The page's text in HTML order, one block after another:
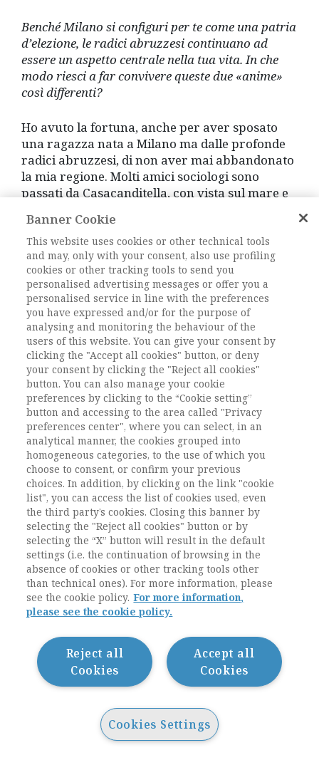
Benché Milano si configuri per te come una patria
d’elezione, le radici abruzzesi continuano ad
essere un aspetto centrale nella tua vita. In che
modo riesci a far convivere queste due «anime»
così differenti?
Ho avuto la fortuna, anche per aver sposato
una ragazza nata a Milano ma dalle profonde
radici abruzzesi, di non aver mai abbandonato
la mia regione. Molti amici sociologi sono
passati da Casacanditella, con vista sul mare e
perdonabili mitemi dei locali. E son qui venuti a
più riprese anche amici non sociologi,
importanti per lo sviluppo delle mie idee, come
il giurista Tiziano Treu e il matematico
Maurizio Cornalba. Mi spiace solo che non ci
sia mai venuto Guido Martinotti.
Credo che questo legame con la mia regione,
questo mio esserefilius loci, ossia legato alle sue
caratteristiche fisiche e monumentali ma
equidistante da alcune specificità culturali che,
come altrove, sono ormai proprie di una
piccola borghesia provinciale che è
pigramente nostalgica di tradizioni, e non
hanno più radici di popolo, abbia molto giovato
a togliermi dalla mente l’idea che la modernità
sia tutta nei modelli di vita metropolitana. La
costante frequentazione della mia regione mi
ha favorito nel darmi distanza dalla stessa
Milano e dai panorami astrattamente
cosmopolitici di molti sociologi.
Nel mio primo corso di sociologia urbana
(1969-1970) proposi agli studenti di occuparci
della questione Nord-Sud. Li convinsi a questa
scelta controintuitiva ricordando loro quello
che era accaduto in Francia nel 1968, quando,
di fronte ai movimenti studenteschi, il 30
maggio, a sorpresa, De Gaulle scioglie
l’assemblea nazionale, indice nuove elezioni, e
nel giugno le stravince. La Francia non era la
Banner Cookie
This website uses cookies or other technical tools
and may, only with your consent, also use profiling
cookies or other tracking tools to send you
personalised advertising messages or offer you a
personalised service in line with the preferences
you have expressed and/or for the purpose of
analysing and monitoring the behaviour of the
users of this website. You can give your consent by
clicking the "Accept all cookies" button, or deny
your consent by clicking the "Reject all cookies"
button. You can also manage your cookie
preferences by clicking to the “Cookie setting”
button and accessing to the area called "Privacy
preferences center", where you can select, in an
analytical manner, the cookies grouped into
homogeneous categories, to the use of which you
choose to consent, or confirm your previous
choices. In addition, by clicking on the link "cookie
list", you can access the list of cookies used, even
the third party’s cookies. Closing this banner by
selecting the "Reject all cookies" button or by
selecting the “X” button will result in the default
settings (i.e. the continuation of browsing in the
absence of cookies or other tracking tools other
than technical ones). For more information, please
see the cookie policy. For more information,
please see the cookie policy.
Accept all
Cookies
Reject all
Cookies
Cookies Settings